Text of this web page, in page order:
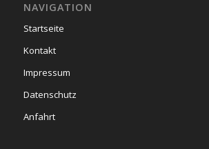
NAVIGATION
Startseite
Kontakt
Impressum
Datenschutz
Anfahrt